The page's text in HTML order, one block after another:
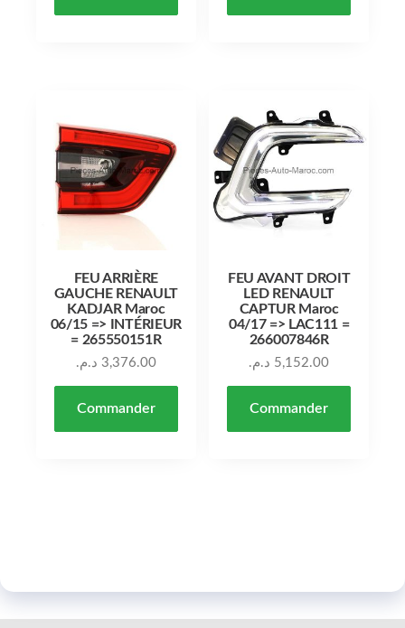
FEU ARRIÈRE
GAUCHE RENAULT
KADJAR Maroc
06/15 => INTÉRIEUR
= 265550151R
3,376.00 د.م.
Commander
FEU AVANT DROIT
LED RENAULT
CAPTUR Maroc
04/17 => LAC111 =
266007846R
5,152.00 د.م.
Commander